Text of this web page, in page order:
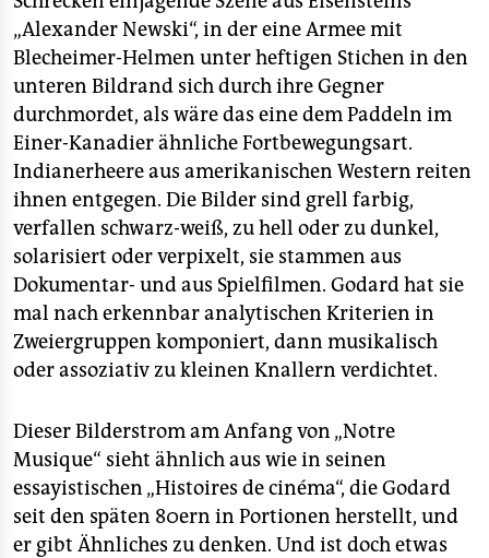
„Alexander Newski“, in der eine Armee mit
Blecheimer-Helmen unter heftigen Stichen in den
unteren Bildrand sich durch ihre Gegner
durchmordet, als wäre das eine dem Paddeln im
Einer-Kanadier ähnliche Fortbewegungsart.
Indianerheere aus amerikanischen Western reiten
ihnen entgegen. Die Bilder sind grell farbig,
verfallen schwarz-weiß, zu hell oder zu dunkel,
solarisiert oder verpixelt, sie stammen aus
Dokumentar- und aus Spielfilmen. Godard hat sie
mal nach erkennbar analytischen Kriterien in
Zweiergruppen komponiert, dann musikalisch
oder assoziativ zu kleinen Knallern verdichtet.
Dieser Bilderstrom am Anfang von „Notre
Musique“ sieht ähnlich aus wie in seinen
essayistischen „Histoires de cinéma“, die Godard
seit den späten 80ern in Portionen herstellt, und
er gibt Ähnliches zu denken. Und ist doch etwas